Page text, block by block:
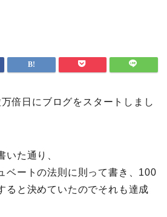
倍日にブログをスタートしまし
いた通り、
ベートの法則に則って書き、100
ると決めていたのでそれも達成